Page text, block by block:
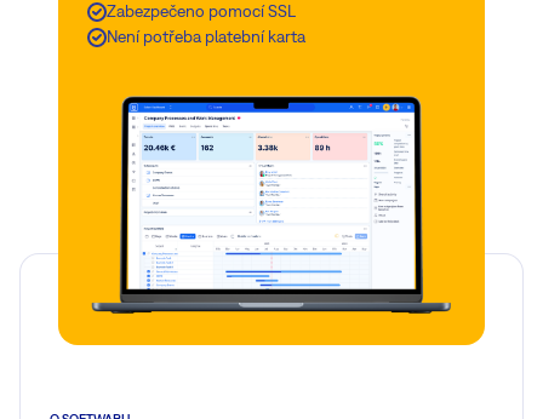
Zabezpečeno pomocí SSL
Není potřeba platební karta